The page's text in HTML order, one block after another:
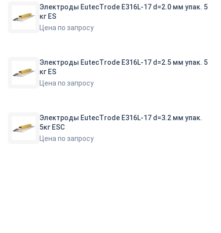
Электроды EutecTrode E316L-17 d=2.0 мм упак. 5
кг ES
Цена по запросу
Электроды EutecTrode E316L-17 d=2.5 мм упак. 5
кг ES
Цена по запросу
Электроды EutecTrode E316L-17 d=3.2 мм упак.
5кг ESС
Цена по запросу